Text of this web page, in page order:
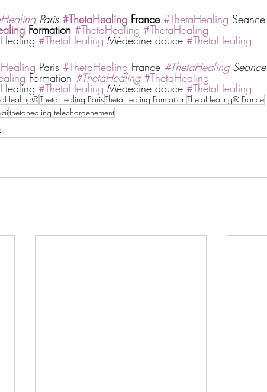
Paris #ThetaHealing France #ThetaHealing Seance
Formation #ThetaHealing #ThetaHealing
#ThetaHealing Médecine douce #ThetaHealing
  -
Paris #ThetaHealing France #ThetaHealing Seance
Formation #ThetaHealing #ThetaHealing
#ThetaHealing Médecine douce #ThetaHealing
ThetaHealing ParisThetaHealing FormationThetaHealing® France
thetahealing telechargenement